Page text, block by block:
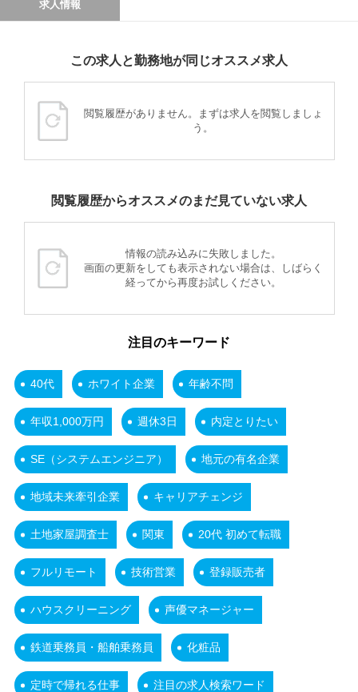
求人情報
この求人と勤務地が同じオススメ求人
閲覧履歴がありません。まずは求人を閲覧しましょ
う。
閲覧履歴からオススメのまだ見ていない求人
情報の読み込みに失敗しました。
画面の更新をしても表示されない場合は、しばらく
経ってから再度お試しください。
注目のキーワード
40代 ホワイト企業 年齢不問
年収1,000万円 週休3日 内定とりたい
SE（システムエンジニア） 地元の有名企業
地域未来牽引企業 キャリアチェンジ
土地家屋調査士 関東 20代 初めて転職
フルリモート 技術営業 登録販売者
ハウスクリーニング 声優マネージャー
鉄道乗務員・船舶乗務員 化粧品
定時で帰れる仕事 注目の求人検索ワード